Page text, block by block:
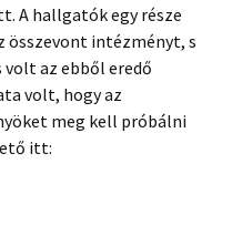
A hallgatók egy része
összevont intézményt, s
volt az ebből eredő
volt, hogy az
meg kell próbálni
itt: